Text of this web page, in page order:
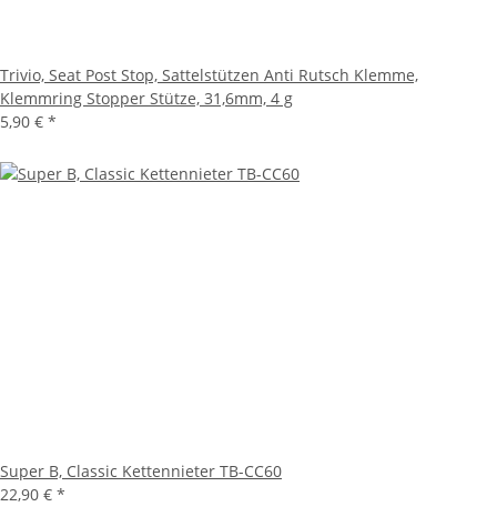
Trivio, Seat Post Stop, Sattelstützen Anti Rutsch Klemme,
Klemmring Stopper Stütze, 31,6mm, 4 g
5,90 € *
Super B, Classic Kettennieter TB-CC60
22,90 € *